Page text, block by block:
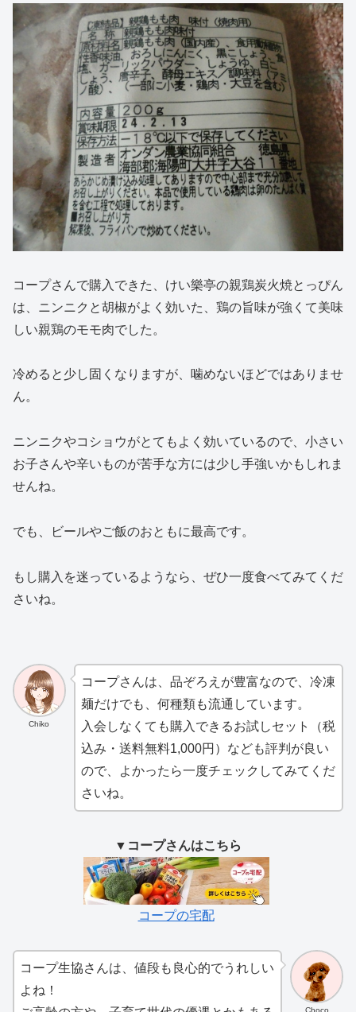
コープさんで購入できた、けい樂亭の親鶏炭火焼とっぴん
は、ニンニクと胡椒がよく効いた、鶏の旨味が強くて美味
しい親鶏のモモ肉でした。
冷めると少し固くなりますが、噛めないほどではありませ
ん。
ニンニクやコショウがとてもよく効いているので、小さい
お子さんや辛いものが苦手な方には少し手強いかもしれま
せんね。
でも、ビールやご飯のおともに最高です。
もし購入を迷っているようなら、ぜひ一度食べてみてくだ
さいね。
Chiko
コープさんは、品ぞろえが豊富なので、冷凍
麺だけでも、何種類も流通しています。
入会しなくても購入できるお試しセット（税
込み・送料無料1,000円）なども評判が良い
ので、よかったら一度チェックしてみてくだ
さいね。
▼コープさんはこちら
コープの宅配
Choco
コープ生協さんは、値段も良心的でうれしい
よね！